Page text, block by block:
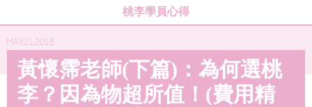
桃李學員心得
MAY.21,2018
黃懷霈老師(下篇)：為何選桃
李？因為物超所值！(費用精